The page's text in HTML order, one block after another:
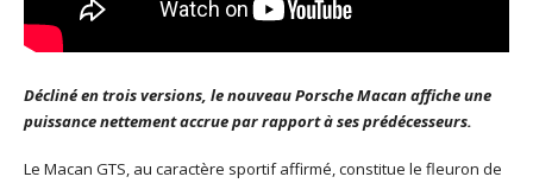
Décliné en trois versions, le nouveau Porsche Macan affiche une
puissance nettement accrue par rapport à ses prédécesseurs.
Le Macan GTS, au caractère sportif affirmé, constitue le fleuron de